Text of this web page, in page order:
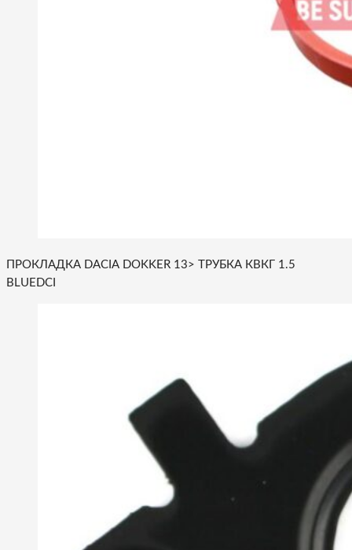
ПРОКЛАДКА DACIA DOKKER 13> ТРУБКА КВКГ 1.5
BLUEDCI